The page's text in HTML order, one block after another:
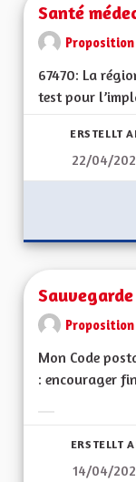
Santé
67470: La
test pour
ERSTELLT
22/04/
Mon Code
: encourager
ERSTELLT
14/04/